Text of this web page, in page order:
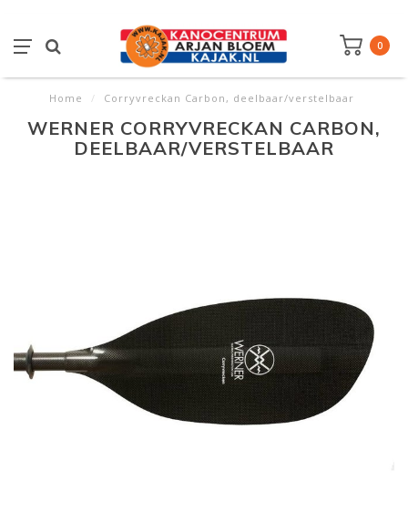
0
Home / Corryvreckan Carbon, deelbaar/verstelbaar
WERNER CORRYVRECKAN CARBON,
DEELBAAR/VERSTELBAAR